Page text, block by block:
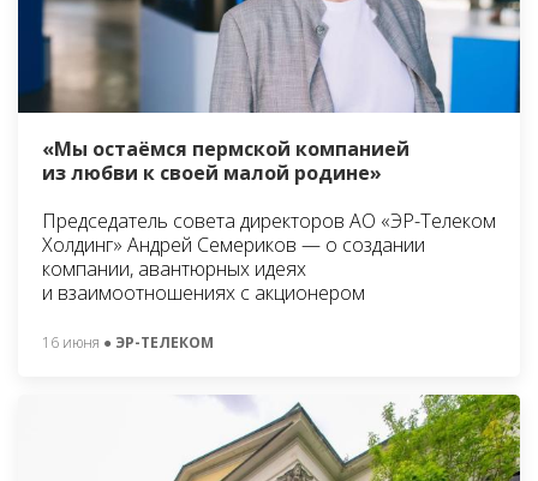
«Мы остаёмся пермской компанией
из любви к своей малой родине»
Председатель совета директоров АО «ЭР-Телеком
Холдинг» Андрей Семериков — о создании
компании, авантюрных идеях
и взаимоотношениях с акционером
16 июня ● ЭР-ТЕЛЕКОМ